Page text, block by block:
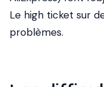
Le high ticket sur
problèmes.